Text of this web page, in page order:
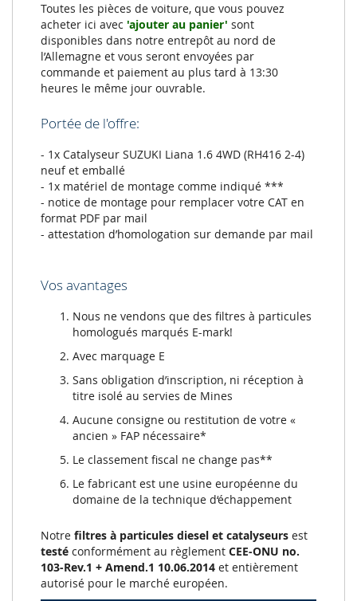
Toutes les pièces de voiture, que vous pouvez
acheter ici avec 'ajouter au panier' sont
disponibles dans notre entrepôt au nord de
l’Allemagne et vous seront envoyées par
commande et paiement au plus tard à 13:30
heures le même jour ouvrable.
Portée de l'offre:
- 1x Catalyseur SUZUKI Liana 1.6 4WD (RH416 2-4)
neuf et emballé
- 1x matériel de montage comme indiqué ***
- notice de montage pour remplacer votre CAT en
format PDF par mail
- attestation d’homologation sur demande par mail
Vos avantages
Nous ne vendons que des filtres à particules
homologués marqués E-mark!
Avec marquage E
Sans obligation d’inscription, ni réception à
titre isolé au servies de Mines
Aucune consigne ou restitution de votre «
ancien » FAP nécessaire*
Le classement fiscal ne change pas**
Le fabricant est une usine européenne du
domaine de la technique d‘échappement
Notre filtres à particules diesel et catalyseurs est
testé conformément au règlement CEE-ONU no.
103-Rev.1 + Amend.1 10.06.2014 et entièrement
autorisé pour le marché européen.